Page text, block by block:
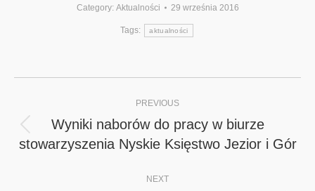
Category: Aktualności 29 września 2016
Tags: aktualności
navigation
PREVIOUS
Previous
post:
Wyniki naborów do pracy w biurze
stowarzyszenia Nyskie Księstwo Jezior i Gór
NEXT